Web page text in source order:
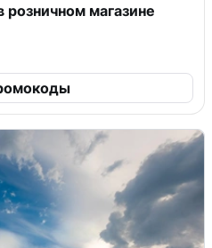
розничном магазине